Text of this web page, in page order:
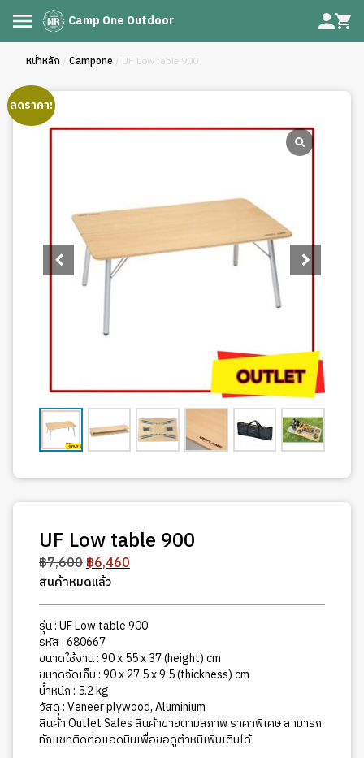
Camp One Outdoor
หน้าหลัก / Campone / UF Low table 900
ลดราคา!
UF Low table 900
฿7,600Original
price
was:
฿7,600.
฿6,460Current
is:
฿6,460.
สินค้าหมดแล้ว
รุ่น : UF Low table 900
รหัส : 680667
ขนาดใช้งาน : 90 x 55 x 37 (height) cm
ขนาดจัดเก็บ : 90 x 27.5 x 9.5 (thickness) cm
น้ำหนัก : 5.2 kg
วัสดุ : Veneer plywood, Aluminium
สินค้า Outlet Sales สินค้าขายตามสภาพ ราคาพิเศษ สามารถ
ทักแชทติดต่อแอดมินเพื่อขอดูตำหนิเพิ่มเติมได้